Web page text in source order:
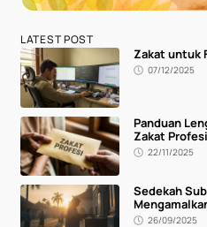
LATEST POST
Zakat untuk
07/12/2025
Panduan
Zakat
22/11/2025
Sedekah
26/09/2025